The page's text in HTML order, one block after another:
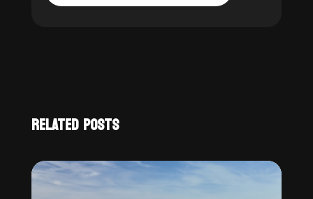
RELATED POSTS